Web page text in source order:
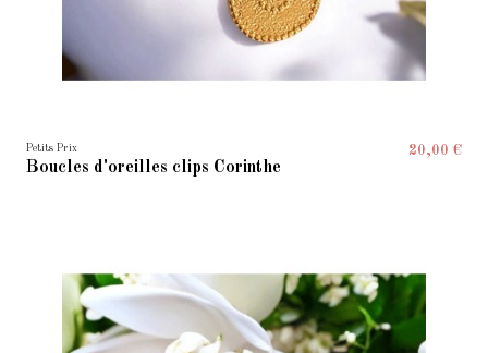
Petits Prix
Boucles d'oreilles clips Corinthe
20,00 €